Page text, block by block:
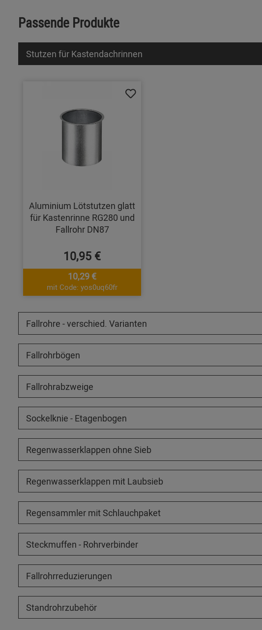
Passende Produkte
Stutzen für Kastendachrinnen
Aluminium Lötstutzen glatt
für Kastenrinne RG280 und
Fallrohr DN87
10,95 €
10,29 €
mit Code: yos0uq60fr
Fallrohre - verschied. Varianten
Fallrohrbögen
Fallrohrabzweige
Sockelknie - Etagenbogen
Regenwasserklappen ohne Sieb
Regenwasserklappen mit Laubsieb
Regensammler mit Schlauchpaket
Steckmuffen - Rohrverbinder
Fallrohrreduzierungen
Standrohrzubehör